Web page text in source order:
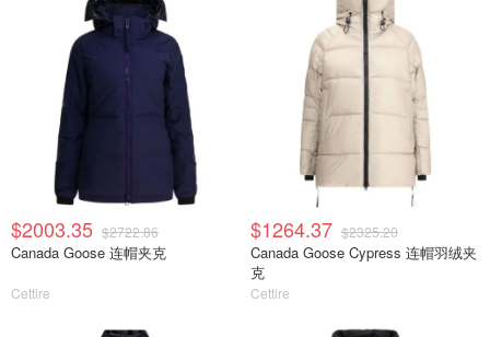
$2003.35 $2722.86
Canada Goose 连帽夹克
Cettire
$1264.37 $2325.20
Canada Goose Cypress 连帽羽绒夹
克
Cettire